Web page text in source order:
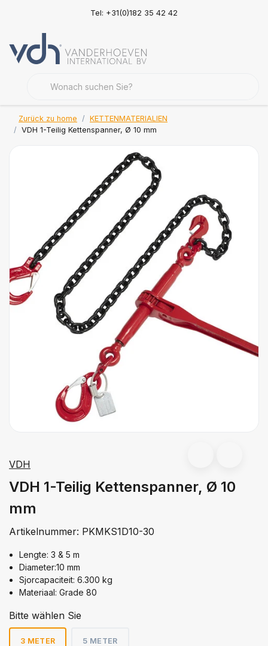
Tel: +31(0)182 35 42 42
Zurück zu home
KETTENMATERIALIEN
VDH 1-Teilig Kettenspanner, Ø 10 mm
VDH
VDH 1-Teilig Kettenspanner, Ø 10
mm
Artikelnummer: PKMKS1D10-30
Lengte: 3 & 5 m
Diameter:10 mm
Sjorcapaciteit: 6.300 kg
Materiaal: Grade 80
Bitte wählen Sie
3 METER 5 METER